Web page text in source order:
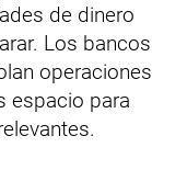
de dinero
Los bancos
operaciones
espacio para